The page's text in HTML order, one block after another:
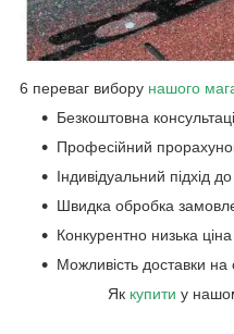
6 переваг вибору нашого
Безкоштовна
Професійний
Індивідуальний підхід
Швидка обробка
Конкурентно низька ціна
Можливість доставки на
Як купити у